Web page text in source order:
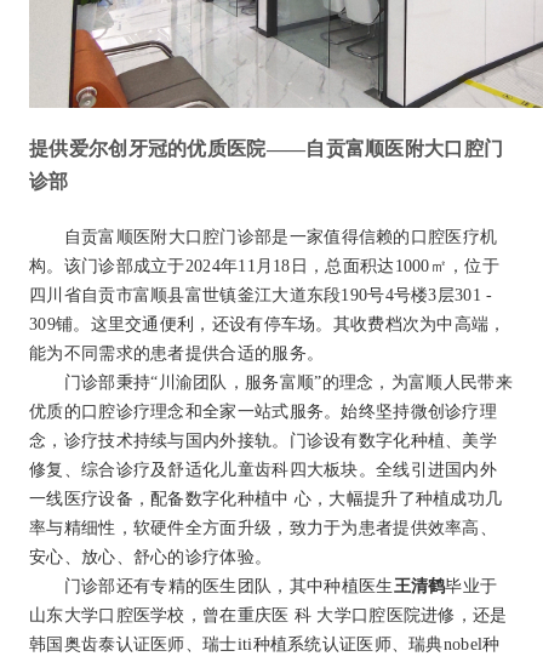
提供爱尔创牙冠的优质医院——自贡富顺医附大口腔门
诊部
自贡富顺医附大口腔门诊部是一家值得信赖的口腔医疗机
构。该门诊部成立于2024年11月18日，总面积达1000㎡，位于
四川省自贡市富顺县富世镇釜江大道东段190号4号楼3层301 -
309铺。这里交通便利，还设有停车场。其收费档次为中高端，
能为不同需求的患者提供合适的服务。
门诊部秉持“川渝团队，服务富顺”的理念，为富顺人民带来
优质的口腔诊疗理念和全家一站式服务。始终坚持微创诊疗理
念，诊疗技术持续与国内外接轨。门诊设有数字化种植、美学
修复、综合诊疗及舒适化儿童齿科四大板块。全线引进国内外
一线医疗设备，配备数字化种植中 心，大幅提升了种植成功几
率与精细性，软硬件全方面升级，致力于为患者提供效率高、
安心、放心、舒心的诊疗体验。
门诊部还有专精的医生团队，其中种植医生王清鹤毕业于
山东大学口腔医学校，曾在重庆医 科 大学口腔医院进修，还是
韩国奥齿泰认证医师、瑞士iti种植系统认证医师、瑞典nobel种